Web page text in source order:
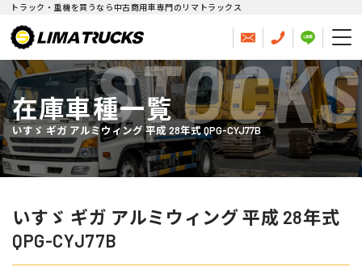
トラック・重機を買うなら中古商用車専門のリマトラックス
在庫車種一覧
いすゞ ギガ アルミウィング 平成 28年式 QPG-CYJ77B
STOCKS
いすゞ ギガ アルミウィング 平成 28年式
QPG-CYJ77B